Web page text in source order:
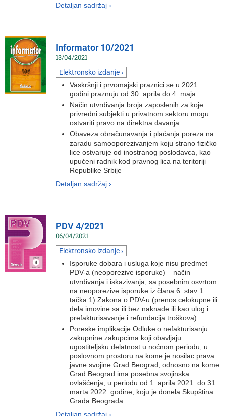
Detaljan sadržaj ›
Informator 10/2021
13/04/2021
Elektronsko izdanje ›
Vaskršnji i prvomajski praznici se u 2021.
godini praznuju od 30. aprila do 4. maja
Način utvrđivanja broja zaposlenih za koje
privredni subjekti u privatnom sektoru mogu
ostvariti pravo na direktna davanja
Obaveza obračunavanja i plaćanja poreza na
zaradu samooporezivanjem koju strano fizičko
lice ostvaruje od inostranog poslodavca, kao
upućeni radnik kod pravnog lica na teritoriji
Republike Srbije
Detaljan sadržaj ›
PDV 4/2021
06/04/2021
Elektronsko izdanje ›
Isporuke dobara i usluga koje nisu predmet
PDV-a (neoporezive isporuke) – način
utvrđivanja i iskazivanja, sa posebnim osvrtom
na neoporezive isporuke iz člana 6. stav 1.
tačka 1) Zakona o PDV-u (prenos celokupne ili
dela imovine sa ili bez naknade ili kao ulog i
prefakturisavanje i refundacija troškova)
Poreske implikacije Odluke o nefakturisanju
zakupnine zakupcima koji obavljaju
ugostiteljsku delatnost u noćnom periodu, u
poslovnom prostoru na kome je nosilac prava
javne svojine Grad Beograd, odnosno na kome
Grad Beograd ima posebna svojinska
ovlašćenja, u periodu od 1. aprila 2021. do 31.
marta 2022. godine, koju je donela Skupština
Grada Beograda
Detaljan sadržaj ›